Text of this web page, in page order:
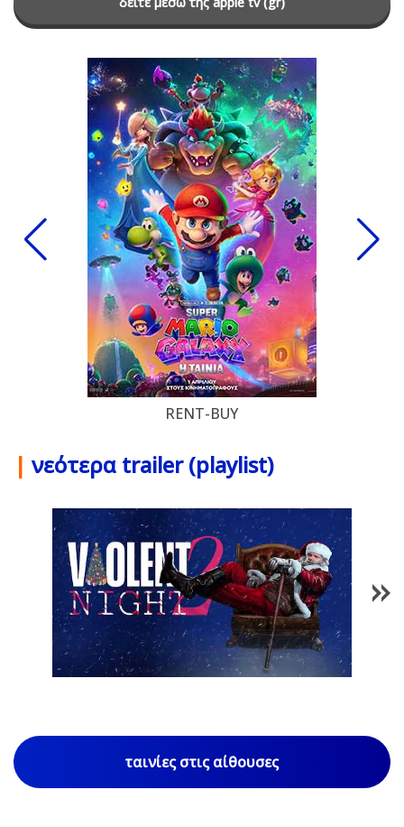
RENT-BUY
| νεότερα trailer (playlist)
1 /84
ταινίες στις αίθουσες